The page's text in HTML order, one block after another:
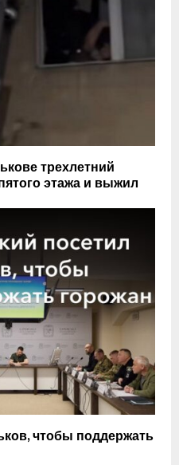
трехлетний
этажа и выжил
чтобы поддержать